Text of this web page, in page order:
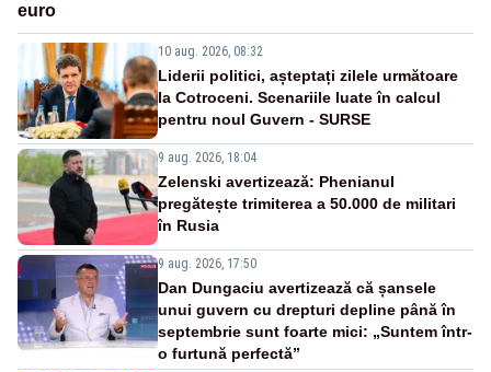
euro
10 aug. 2026, 08:32
Liderii politici, așteptați zilele următoare
la Cotroceni. Scenariile luate în calcul
pentru noul Guvern - SURSE
9 aug. 2026, 18:04
Zelenski avertizează: Phenianul
pregătește trimiterea a 50.000 de militari
în Rusia
9 aug. 2026, 17:50
Dan Dungaciu avertizează că șansele
unui guvern cu drepturi depline până în
septembrie sunt foarte mici: „Suntem într-
o furtună perfectă”